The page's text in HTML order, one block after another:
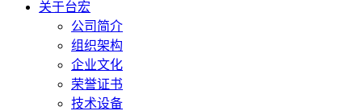
关于台宏
公司简介
组织架构
企业文化
荣誉证书
技术设备